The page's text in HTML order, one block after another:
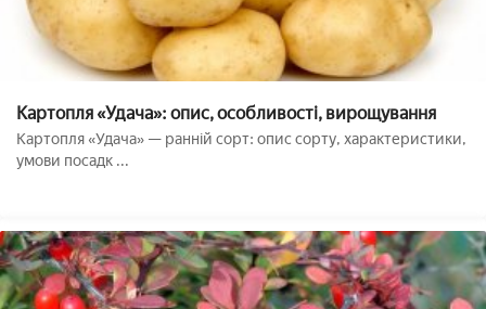
Картопля «Удача»: опис, особливості, вирощування
Картопля «Удача» — ранній сорт: опис сорту, характеристики,
умови посадк ...